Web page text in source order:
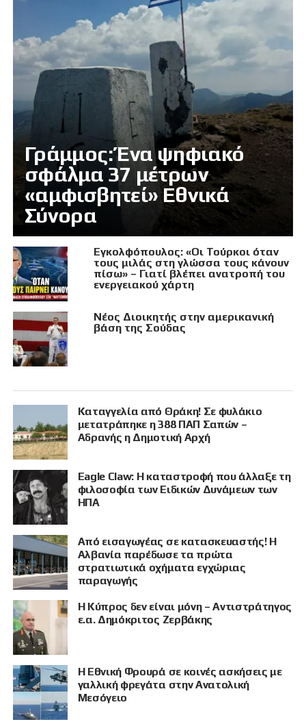
Γράμμος: Ένα ψηφιακό
σφάλμα 37 μέτρων
«αμφισβητεί» Εθνικά
Σύνορα
Εγκολφόπουλος: «Οι Τούρκοι όταν
τους μιλάς στη γλώσσα τους κάνουν
πίσω» – Γιατί βλέπει ανατροπή του
ενεργειακού χάρτη
Νέος Διοικητής στην αμερικανική
βάση της Σούδας
Καταγγελία από Θράκη! Σε φυλάκιο
μετατράπηκε η 388 ΠΑΠ Σαπών –
Αδρανής η Δημοτική Αρχή
Eagle Claw: Η καταστροφή που άλλαξε τη
φιλοσοφία των Ειδικών Δυνάμεων των
ΗΠΑ
Από εισαγωγέας σε κατασκευαστής! Η
Αλβανία παρέδωσε τα πρώτα
στρατιωτικά οχήματα εγχώριας
παραγωγής
Η Κύπρος δεν είναι μόνη – Αντιστράτηγος
ε.α. Δημόκριτος Ζερβάκης
Η Εθνική Φρουρά σε κοινές ασκήσεις με
γαλλική φρεγάτα στην Ανατολική
Μεσόγειο